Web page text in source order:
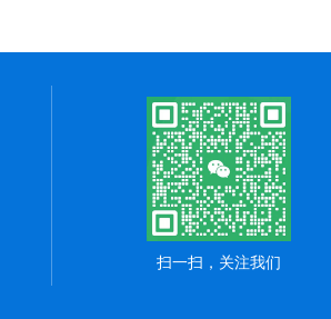
扫一扫，关注我们